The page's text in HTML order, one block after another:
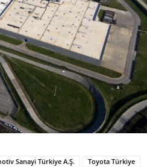
Sanayi Türkiye A.Ş.
Toyota Türkiye